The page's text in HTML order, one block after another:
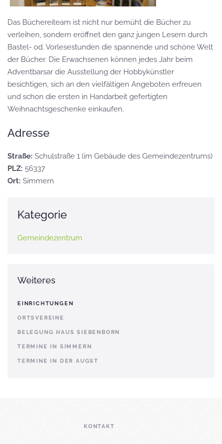
Das Büchereiteam ist nicht nur bemüht die Bücher zu
verleihen, sondern eröffnet den ganz jungen Lesern durch
Bastel- od. Vorlesestunden die spannende und schöne Welt
der Bücher. Die Erwachsenen können jedes Jahr beim
Adventbarsar die Ausstellung der Hobbykünstler
besichtigen, sich an den vielfältigen Angeboten erfreuen
und schon die ersten in Handarbeit gefertigten
Weihnachtsgeschenke einkaufen.
Adresse
Straße: Schulstraße 1 (im Gebäude des Gemeindezentrums)
PLZ: 56337
Ort: Simmern
Kategorie
Gemeindezentrum
Weiteres
EINRICHTUNGEN
ORTSVEREINE
BELEGUNG HAUS SIEBENBORN
TERMINE IN SIMMERN
TERMINE IN DER AUGST
KONTAKT